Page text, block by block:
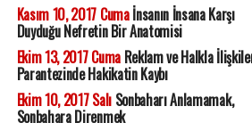
Kasım 10, 2017 Cumaİnsanın İnsana Karşı
Duyduğu Nefretin Bir Anatomisi
Ekim 13, 2017 CumaReklam ve Halkla
Parantezinde Hakikatin Kaybı
Ekim 10, 2017 SalıSonbaharı Anlamamak,
Sonbahara Direnmek